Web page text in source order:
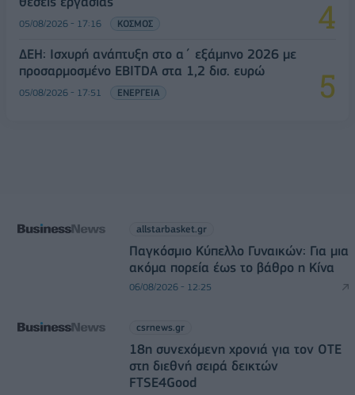
05/08/2026 - 17:16 ΚΟΣΜΟΣ
ΔΕΗ: Ισχυρή ανάπτυξη στο α΄ εξάμηνο 2026 με
προσαρμοσμένο EBITDA στα 1,2 δισ. ευρώ
05/08/2026 - 17:51 ΕΝΕΡΓΕΙΑ
allstarbasket.gr
Παγκόσμιο Κύπελλο Γυναικών: Για μια
ακόμα πορεία έως το βάθρο η Κίνα
06/08/2026 - 12:25
csrnews.gr
18η συνεχόμενη χρονιά για τον ΟΤΕ
στη διεθνή σειρά δεικτών
FTSE4Good